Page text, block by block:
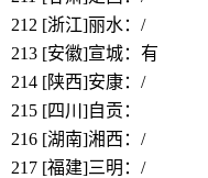
212 [浙江]丽水：/
213 [安徽]宣城：有
214 [陕西]安康：/
215 [四川]自贡：
216 [湖南]湘西：/
217 [福建]三明：/